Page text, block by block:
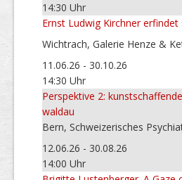
14:30 Uhr
Ernst Ludwig Kirchner erfindet
Wichtrach, Galerie Henze &
11.06.26 - 30.10.26
14:30 Uhr
Perspektive 2:
waldau
Bern, Schweizerisches
12.06.26 - 30.08.26
14:00 Uhr